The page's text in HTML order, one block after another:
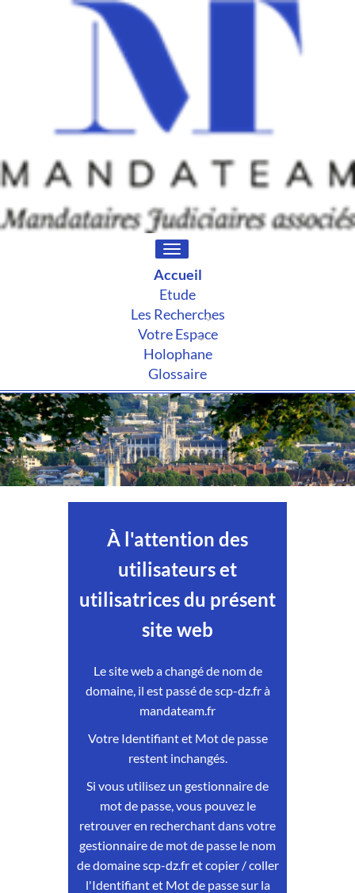
Toggle
navigation
Accueil
Etude
Les Recherches
Votre Espace
Holophane
Glossaire
À l'attention des
utilisateurs et
utilisatrices du présent
site web
Le site web a changé de nom de
domaine, il est passé de scp-dz.fr à
mandateam.fr
Votre Identifiant et Mot de passe
restent inchangés.
Si vous utilisez un gestionnaire de
mot de passe, vous pouvez le
retrouver en recherchant dans votre
gestionnaire de mot de passe le nom
de domaine scp-dz.fr et copier / coller
l'Identifiant et Mot de passe sur la